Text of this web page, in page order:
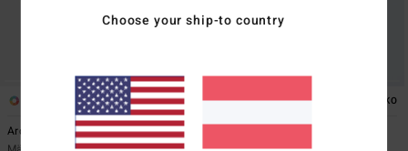
Arch
8 ÖKO
Choose your ship-to country